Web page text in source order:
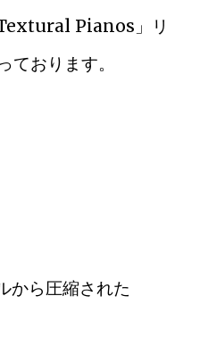
Pianos」リ
ております。
から圧縮された